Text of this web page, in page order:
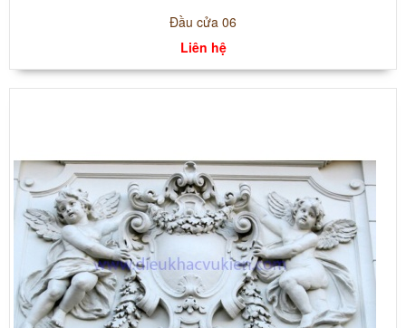
Đầu cửa 06
Liên hệ